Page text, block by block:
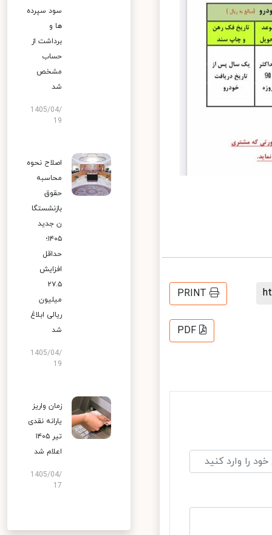
PRINT
PDF
سود سپرده
ها و
برداشت از
حساب
مشخص
شد
1405/04/
19
اصلاح نحوه
محاسبه
حقوق
بازنشستگا
ن جدید
۱۴۰۵؛
حداقل
افزایش
۲۷.۵
میلیون
ریالی ابلاغ
شد
1405/04/
19
زمان واریز
یارانه نقدی
تیر ۱۴۰۵
اعلام شد
1405/04/
17